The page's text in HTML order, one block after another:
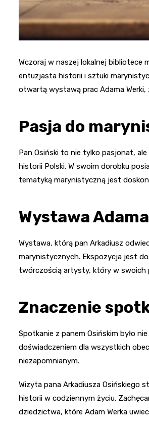
Wczoraj w naszej lokalnej bibliotece
entuzjasta historii i sztuki
otwartą wystawą prac Adama Werki,
Pasja do
Pan Osiński to nie tylko pasjonat,
historii Polski. W swoim dorobku
tematyką marynistyczną jest
Wystawa
Wystawa, którą pan Arkadiusz
marynistycznych. Ekspozycja jest
twórczością artysty, który w swoich
Znaczenie
Spotkanie z panem Osińskim było
doświadczeniem dla wszystkich
niezapomnianym.
Wizyta pana Arkadiusza Osińskiego
historii w codziennym życiu.
dziedzictwa, które Adam Werka